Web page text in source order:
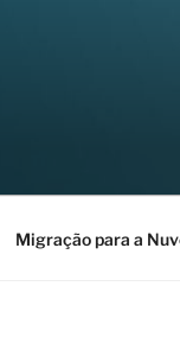
Migração para a